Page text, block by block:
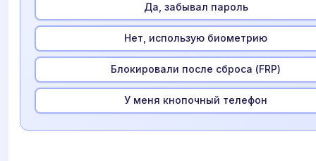
Да, забывал пароль
Нет, использую биометрию
Блокировали после сброса (FRP)
У меня кнопочный телефон